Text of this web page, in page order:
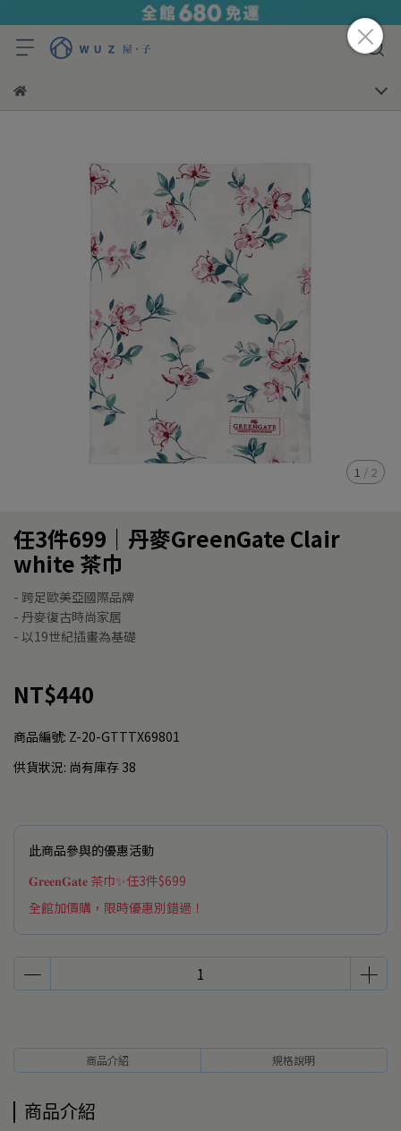
1 / 2
任3件699｜丹麥GreenGate Clair
white 茶巾
- 跨足歐美亞國際品牌
- 丹麥復古時尚家居
- 以19世紀插畫為基礎
NT$440
商品編號: Z-20-GTTTX69801
供貨狀況: 尚有庫存 38
此商品參與的優惠活動
𝐆𝐫𝐞𝐞𝐧𝐆𝐚𝐭𝐞 茶巾✨任3件$699
全館加價購，限時優惠別錯過！
商品介紹 規格說明
商品介紹